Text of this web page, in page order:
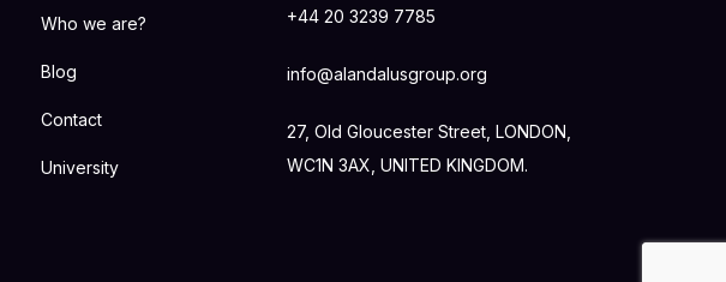
Who we are?
Blog
Contact
University
+44 20 3239 7785
info@alandalusgroup.org
27, Old Gloucester Street, LONDON,
WC1N 3AX, UNITED KINGDOM.